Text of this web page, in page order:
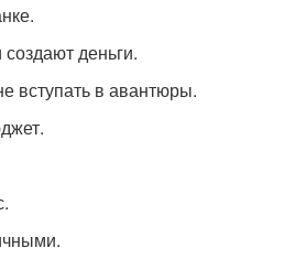
деньги.
вступать в авантюры.